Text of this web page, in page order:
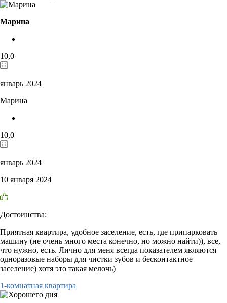
Марина
10,0
январь 2024
Марина
10,0
январь 2024
10 января 2024
Достоинства:
Приятная квартира, удобное заселение, есть, где припарковать
машину (не очень много места конечно, но можно найти)), все,
что нужно, есть. Лично для меня всегда показателем являются
одноразовые наборы для чистки зубов и бесконтактное
заселение) хотя это такая мелочь)
1-комнатная квартира